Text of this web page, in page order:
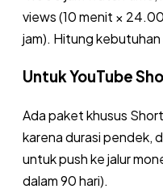
views (10 menit ×
jam). Hitung
Untuk YouTube
Ada paket khusus
karena durasi pendek,
untuk push ke jalur
dalam 90 hari).